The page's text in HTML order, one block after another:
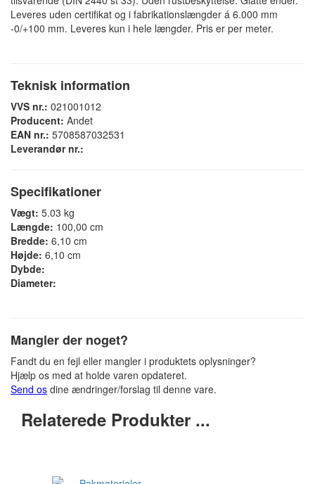
Leveres uden certifikat og i fabrikationslængder á 6.000 mm
-0/+100 mm. Leveres kun i hele længder. Pris er per meter.
Teknisk information
VVS nr.: 021001012
Producent: Andet
EAN nr.: 5708587032531
Leverandør nr.:
Specifikationer
Vægt: 5.03 kg
Længde: 100,00 cm
Bredde: 6,10 cm
Højde: 6,10 cm
Dybde:
Diameter:
Mangler der noget?
Fandt du en fejl eller mangler i produktets oplysninger?
Hjælp os med at holde varen opdateret.
Send os dine ændringer/forslag til denne vare.
Relaterede Produkter ...